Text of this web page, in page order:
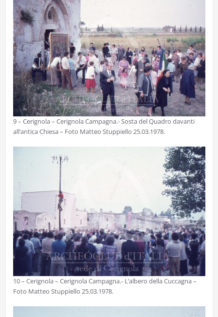
9 – Cerignola – Cerignola Campagna.- Sosta del Quadro davanti
all’antica Chiesa – Foto Matteo Stuppiello 25.03.1978.
10 – Cerignola – Cerignola Campagna.- L’albero della Cuccagna –
Foto Matteo Stuppiello 25.03.1978.